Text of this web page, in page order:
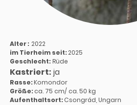
Alter : 2022
im Tierheim seit:2025
Geschlecht: Rüde
Kastriert: ja
Rasse:Komondor
Größe: ca. 75 cm/ ca. 50 kg
Aufenthaltsort: Csongrád, Ungarn